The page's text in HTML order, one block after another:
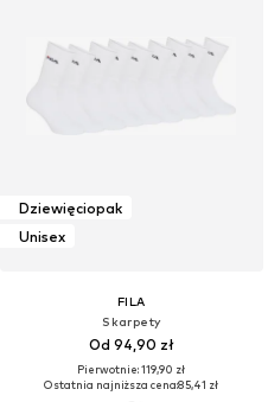
Dziewięciopak
Unisex
FILA
Skarpety
Od 94,90 zł
Pierwotnie: 119,90 zł
Ostatnia najniższa cena:85,41 zł